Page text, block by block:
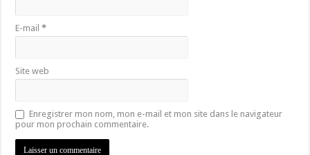
E-mail*
Site web
Enregistrer mon nom, mon e-mail et mon site dans le navigateur
pour mon prochain commentaire.